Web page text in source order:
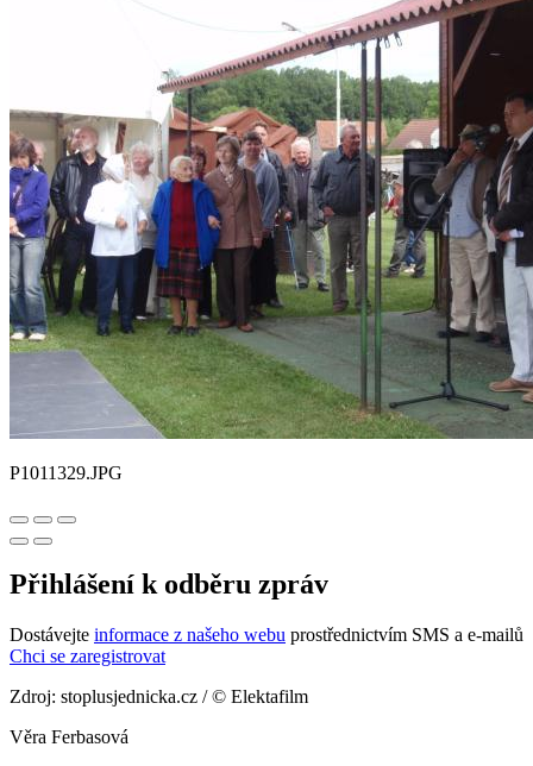
P1011329.JPG
Přihlášení k odběru zpráv
Dostávejte informace z našeho webu prostřednictvím SMS a e-mailů
Chci se zaregistrovat
Zdroj: stoplusjednicka.cz / © Elektafilm
Věra Ferbasová